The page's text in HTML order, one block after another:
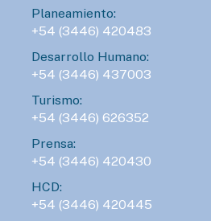
Planeamiento:
+54 (3446) 420483
Desarrollo Humano:
+54 (3446) 437003
Turismo:
+54 (3446) 626352
Prensa:
+54 (3446) 420430
HCD:
+54 (3446) 420445